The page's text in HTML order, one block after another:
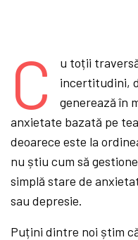
C
u toții
incertitudini,
generează în
anxietate bazată pe
deoarece este la
nu știu cum să
simplă stare de
sau depresie.
Puțini dintre noi știm